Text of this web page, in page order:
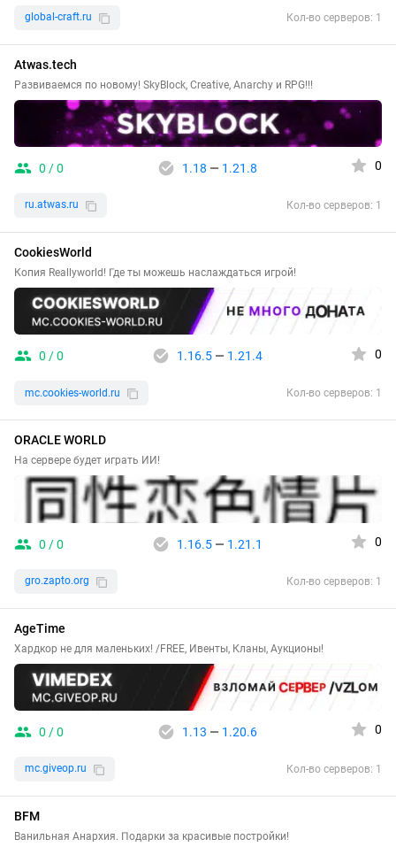
global-craft.ru Кол-во серверов: 1
Atwas.tech
Развиваемся по новому! SkyBlock, Creative, Anarchy и RPG!!!
0 / 0 1.18 — 1.21.8 0
ru.atwas.ru Кол-во серверов: 1
CookiesWorld
Копия Reallyworld! Где ты можешь наслаждаться игрой!
0 / 0 1.16.5— 1.21.4 0
mc.cookies-world.ru Кол-во серверов: 1
ORACLE WORLD
На сервере будет играть ИИ!
0 / 0 1.16.5— 1.21.1 0
gro.zapto.org Кол-во серверов: 1
AgeTime
Хардкор не для маленьких! /FREE, Ивенты, Кланы, Аукционы!
0 / 0 1.13 — 1.20.6 0
mc.giveop.ru Кол-во серверов: 1
BFM
Ванильная Анархия. Подарки за красивые постройки!